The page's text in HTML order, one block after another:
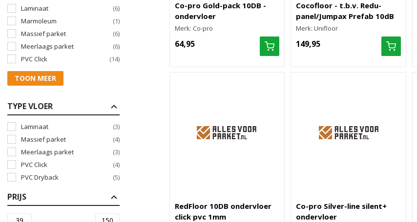
Laminaat
(6)
Marmoleum
(1)
Massief parket
(6)
Meerlaags parket
(6)
PVC Click
(14)
TOON MEER
TYPE VLOER
Laminaat
(3)
Massief parket
(4)
Meerlaags parket
(3)
PVC Click
(4)
PVC Dryback
(5)
PRIJS
Co-pro Gold-pack 10DB -
ondervloer
Merk: Co-pro
64,95
Cocofloor - t.b.v. Redu-
panel/Jumpax Prefab 10dB
Merk: Unifloor
149,95
RedFloor 10DB ondervloer
click pvc 1mm
Co-pro Silver-line silent+
ondervloer